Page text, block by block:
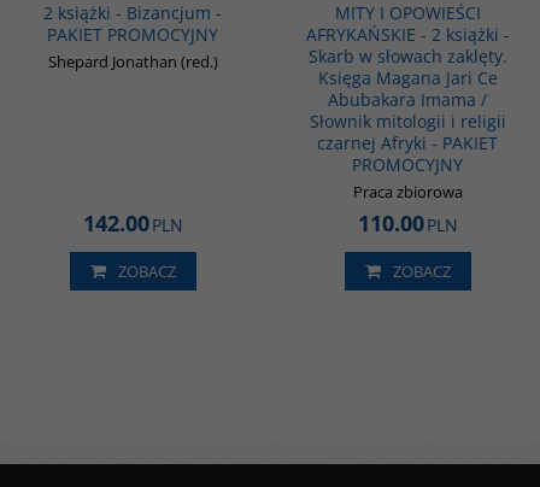
2 książki - Bizancjum -
PAKIET PROMOCYJNY
Shepard Jonathan (red.)
142.00PLN
ZOBACZ
MITY I OPOWIEŚCI
AFRYKAŃSKIE - 2 książki -
Skarb w słowach zaklęty.
Księga Magana Jari Ce
Abubakara Imama /
Słownik mitologii i religii
czarnej Afryki - PAKIET
PROMOCYJNY
Praca zbiorowa
110.00PLN
ZOBACZ